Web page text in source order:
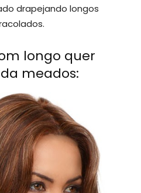
drapejando longos
longo quer
meados: